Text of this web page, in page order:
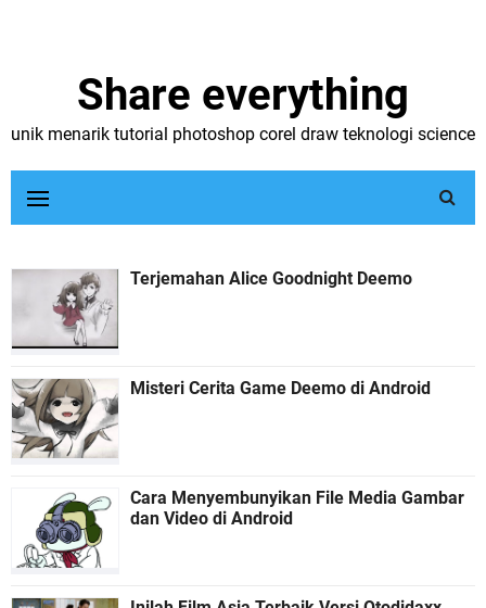
Share everything
unik menarik tutorial photoshop corel draw teknologi science
Terjemahan Alice Goodnight Deemo
Misteri Cerita Game Deemo di Android
Cara Menyembunyikan File Media Gambar
dan Video di Android